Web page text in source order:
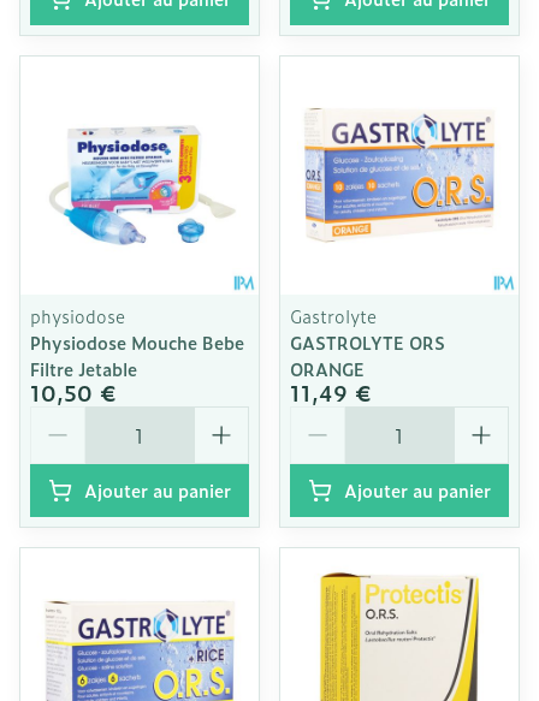
physiodose
Physiodose Mouche Bebe
Filtre Jetable
10,50 €
Ajouter au panier
Gastrolyte
GASTROLYTE ORS
ORANGE
11,49 €
Ajouter au panier